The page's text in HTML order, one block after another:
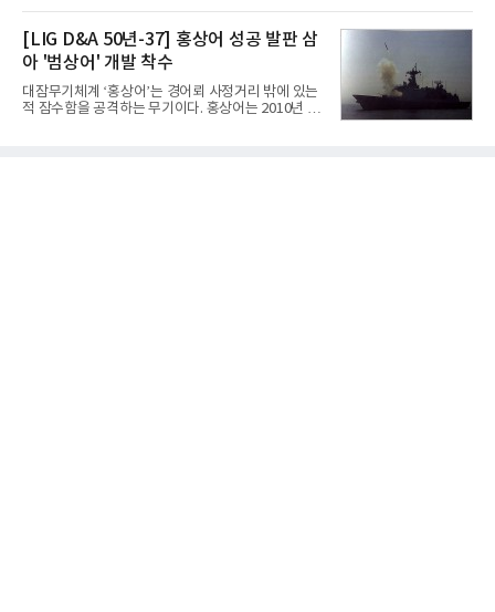
동기 대
라 투자에 나서는 것과 달리, 카카오는 ‘카카오톡’이
라는 플랫폼 경쟁력을 활용한 AI 에이전트 서비스에
집중하는 전략이다. 과거 무리한 사업 확장 과정에서
겪었던 시행착오를 되풀이하지 않고 핵심 역량에 집
중하겠다는 취지로 풀이된다.7일 업계에 따르면 카카
오는 올해 2분기 연결 기준 매출 2조985억원, 영업이
익 2770억원을 기록했다. 전년 동기 대비 매출과 영업
[LIG D&A 50년-37] 홍상어 성공 발판 삼
아 '범상어' 개발 착수
대잠무기체계 ‘홍상어’는 경어뢰 사정거리 밖에 있는
적 잠수함을 공격하는 무기이다. 홍상어는 2010년 넥